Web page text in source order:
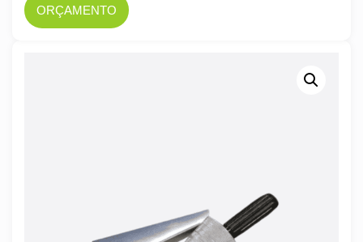
ORÇAMENTO